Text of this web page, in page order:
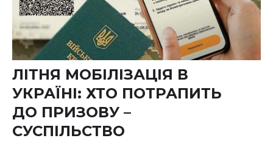
ЛІТНЯ МОБІЛІЗАЦІЯ В
УКРАЇНІ: ХТО ПОТРАПИТЬ
ДО ПРИЗОВУ –
СУСПІЛЬСТВО